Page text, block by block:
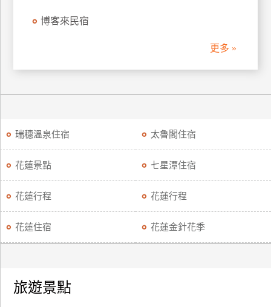
博客來民宿
更多 »
瑞穗溫泉住宿 太魯閣住宿
花蓮景點 七星潭住宿
花蓮行程 花蓮行程
花蓮住宿 花蓮金針花季
旅遊景點